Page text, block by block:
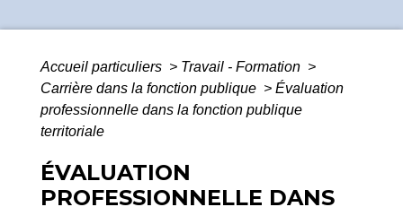
Accueil particuliers > Travail - Formation >
Carrière dans la fonction publique > Évaluation
professionnelle dans la fonction publique
territoriale
ÉVALUATION
PROFESSIONNELLE DANS